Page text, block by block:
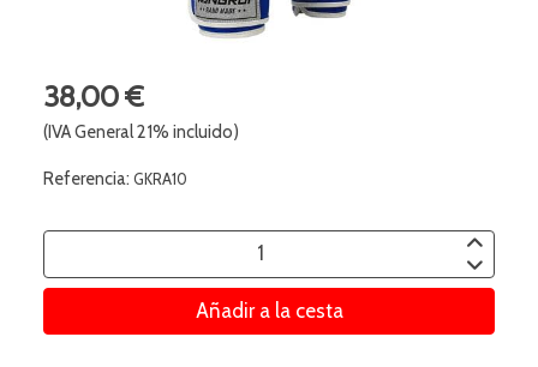
38,00 €
(IVA General 21% incluido)
Referencia: GKRA10
Añadir a la cesta